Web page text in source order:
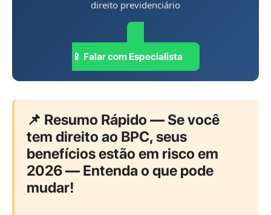
direito previdenciário
📱 Falar com Especialista
📌 Resumo Rápido — Se você
tem direito ao BPC, seus
benefícios estão em risco em
2026 — Entenda o que pode
mudar!